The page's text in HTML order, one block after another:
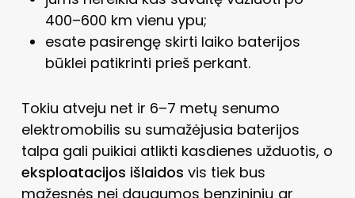
400–600 km vienu ypu;
esate pasirengę skirti laiko baterijos
būklei patikrinti prieš perkant.
Tokiu atveju net ir 6–7 metų senumo
elektromobilis su sumažėjusia baterijos
talpa gali puikiai atlikti kasdienes užduotis, o
eksploatacijos išlaidos vis tiek bus
mažesnės nei daugumos benzininių ar